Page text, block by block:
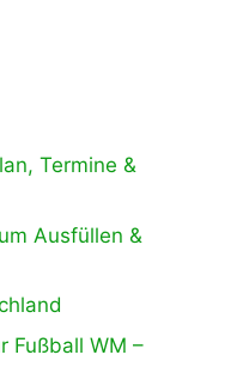
Termine &
Ausfüllen &
Fußball WM –